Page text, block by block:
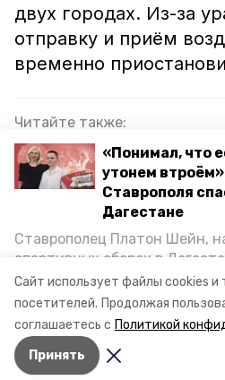
Сайт использует файлы cookies и
посетителей. Продолжая
соглашаетесь с Политикой
Принять
«Понимал, что
утонем
Ставрополя
Дагестане
Ставрополец Платон Шейн,
спортивных сборах в
Каспийском море детей и
возвращении домой,
пригласили в министерство
наградили. Корреспондент
с юным героем.
двух городах. Из-за
отправку и приём
временно
Читайте также:
Самолёт с рейса Минводы-
стоянку из-за
Авиарейс Санкт-
В аэропорт Минвод начали
Ташкента
авиарейс